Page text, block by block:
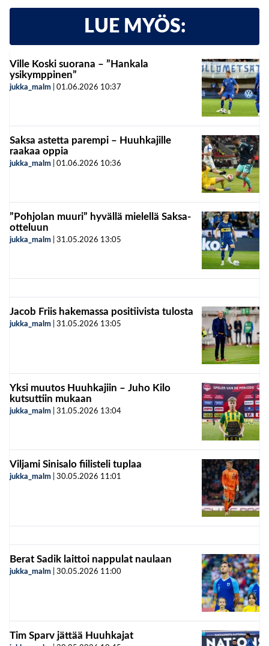
LUE MYÖS:
Ville Koski suorana – ”Hankala
ysikymppinen”
jukka_malm 01.06.2026 10:37
Saksa astetta parempi – Huuhkajille
raakaa oppia
jukka_malm 01.06.2026 10:36
”Pohjolan muuri” hyvällä mielellä Saksa-
otteluun
jukka_malm 31.05.2026 13:05
Jacob Friis hakemassa positiivista tulosta
jukka_malm 31.05.2026 13:05
Yksi muutos Huuhkajiin – Juho Kilo
kutsuttiin mukaan
jukka_malm 31.05.2026 13:04
Viljami Sinisalo fiilisteli tuplaa
jukka_malm 30.05.2026 11:01
Berat Sadik laittoi nappulat naulaan
jukka_malm 30.05.2026 11:00
Tim Sparv jättää Huuhkajat